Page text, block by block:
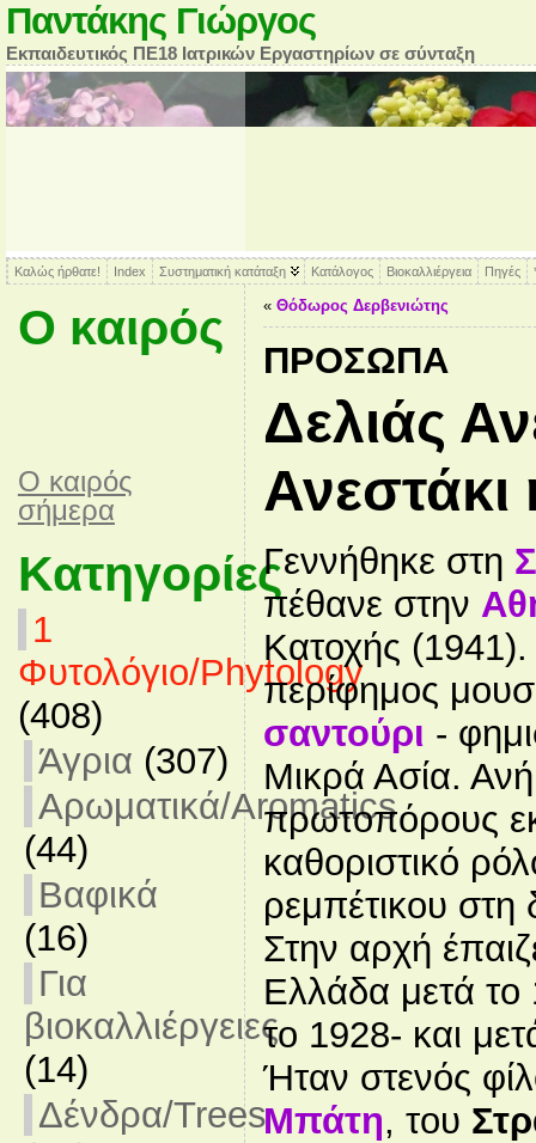
Παντάκης Γιώργος
Εκπαιδευτικός ΠΕ18 Ιατρικών Εργαστηρίων σε σύνταξη
Καλώς ήρθατε! Index Συστηματική κατάταξη Κατάλογος Βιοκαλλιέργεια Πηγές
Ο καιρός
O καιρός
σήμερα
Κατηγορίες
1
Φυτολόγιο/Phytology
(408)
Άγρια (307)
Αρωματικά/Aromatics
(44)
Βαφικά
(16)
Για
βιοκαλλιέργειες
(14)
Δένδρα/Trees
« Θόδωρος Δερβενιώτης
ΠΡΌΣΩΠΑ
Δελιάς
Ανεστάκι
Γεννήθηκε στη
πέθανε στην
Κατοχής
περίφημος
σαντούρι -
Μικρά Ασία.
πρωτοπόρους
καθοριστικό
ρεμπέτικου στη
Στην αρχή
Ελλάδα μετά το
το 1928- και
Ήταν στενός
Μπάτη, του